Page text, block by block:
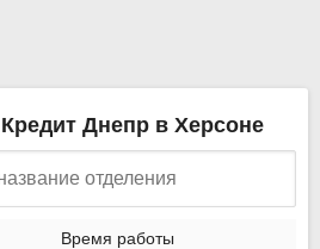
Днепр в Херсоне
Время работы